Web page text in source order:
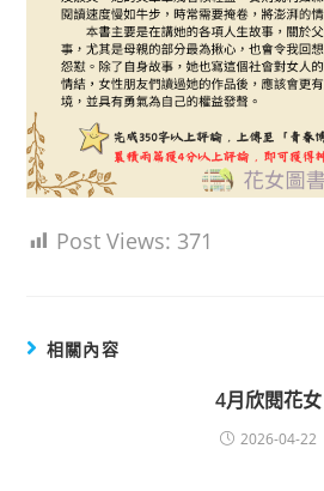
Post Views: 371
相關內容
4月欣閱花女
2026-04-22